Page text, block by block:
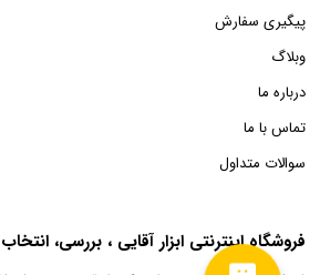
پیگیری سفارش
وبلاگ
درباره ما
تماس با ما
سوالات متداول
فروشگاه اینترنتی ابزار آقایی ، بررسی،